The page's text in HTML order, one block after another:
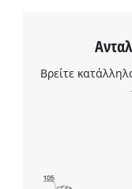
Βρείτε